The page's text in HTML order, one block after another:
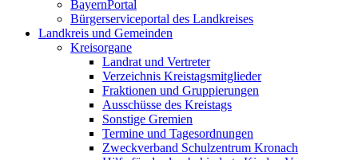
BayernPortal
Bürgerserviceportal des Landkreises
Landkreis und Gemeinden
Kreisorgane
Landrat und Vertreter
Verzeichnis Kreistagsmitglieder
Fraktionen und Gruppierungen
Ausschüsse des Kreistags
Sonstige Gremien
Termine und Tagesordnungen
Zweckverband Schulzentrum Kronach